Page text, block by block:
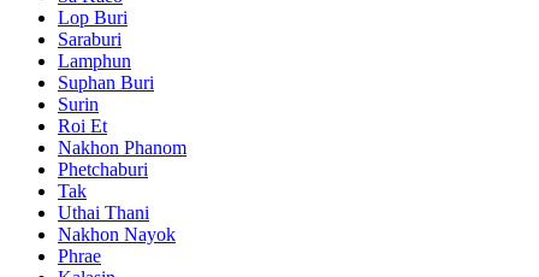
Lop Buri
Saraburi
Lamphun
Suphan Buri
Surin
Roi Et
Nakhon Phanom
Phetchaburi
Tak
Uthai Thani
Nakhon Nayok
Phrae